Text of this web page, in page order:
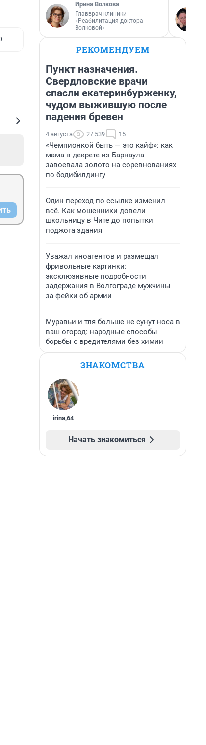
Ирина Волкова
Главврач клиники
«Реабилитация доктора
Волковой»
РЕКОМЕНДУЕМ
Пункт назначения.
Свердловские врачи
спасли екатеринбурженку,
чудом выжившую после
падения бревен
4 августа 27 539 15
«Чемпионкой быть — это кайф»: как
мама в декрете из Барнаула
завоевала золото на соревнованиях
по бодибилдингу
Один переход по ссылке изменил
всё. Как мошенники довели
школьницу в Чите до попытки
поджога здания
Уважал иноагентов и размещал
фривольные картинки:
эксклюзивные подробности
задержания в Волгограде мужчины
за фейки об армии
Муравьи и тля больше не сунут носа в
ваш огород: народные способы
борьбы с вредителями без химии
ЗНАКОМСТВА
irina,64
Начать знакомиться